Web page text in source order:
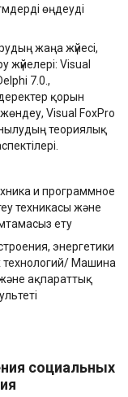
өңдеуді
жаңа жүйесі,
жүйелері: Visual
7.0.,
қорын
Visual FoxPro
теориялық
и программное
техникасы және
ету
энергетики
Машина
ақпараттық
социальных